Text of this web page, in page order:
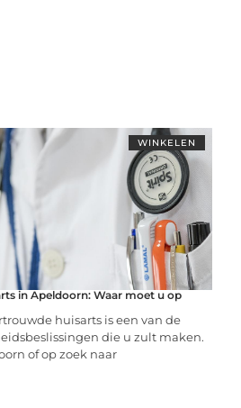
WINKELEN
in Apeldoorn: Waar moet u op
huisarts is een van de
die u zult maken.
of op zoek naar